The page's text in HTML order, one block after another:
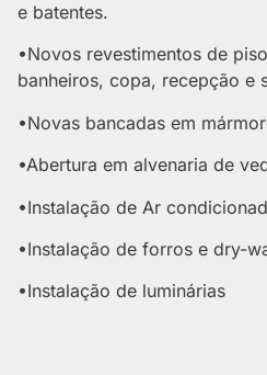
e batentes.
•Novos revestimentos de
banheiros, copa, recepção e
•Novas bancadas em
•Abertura em alvenaria de
•Instalação de Ar
•Instalação de forros e dry-
•Instalação de luminárias